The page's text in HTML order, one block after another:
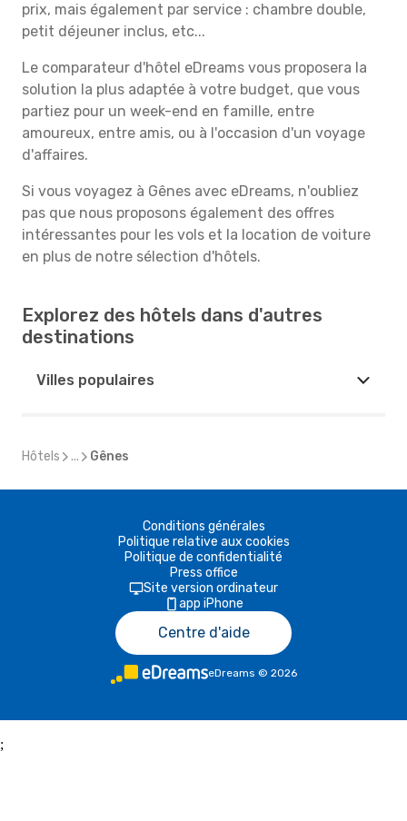
prix, mais également par service : chambre double,
petit déjeuner inclus, etc...
Le comparateur d'hôtel eDreams vous proposera la
solution la plus adaptée à votre budget, que vous
partiez pour un week-end en famille, entre
amoureux, entre amis, ou à l'occasion d'un voyage
d'affaires.
Si vous voyagez à Gênes avec eDreams, n'oubliez
pas que nous proposons également des offres
intéressantes pour les vols et la location de voiture
en plus de notre sélection d'hôtels.
Explorez des hôtels dans d'autres
destinations
Villes populaires
Hôtels ... Gênes
Conditions générales
Politique relative aux cookies
Politique de confidentialité
Press office
Site version ordinateur
app iPhone
Centre d'aide
eDreams © 2026
;